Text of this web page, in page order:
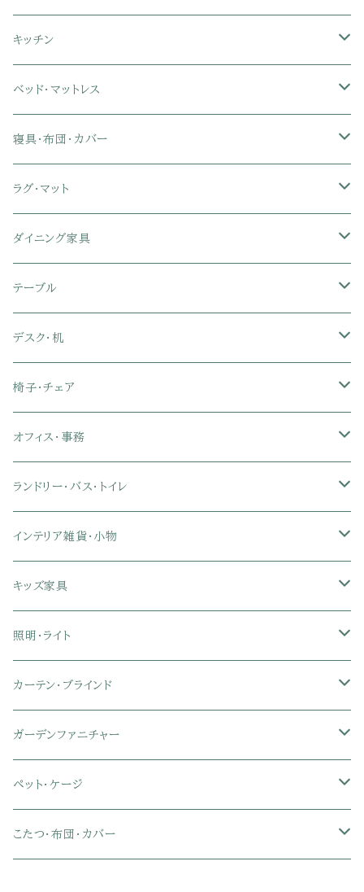
ソファベッド
カウチソファ・コーナーソファ
リクライニングソファ
スツール・オットマン
クッションソファ
革・レザー・合皮ソファ
布張り・ファブリックソファ
ソファカバー
肘付き座椅子
座椅子カバー
ポケットコイル座椅子
衣類・タンス・チェスト
ハンガーラック
ラック・シェルフ
スチールラック・メタルラック
衣装ケース・壁面収納・ワードローブ
キャビネット・サイドボード
ランドリー・トイレ収納
玄関収納
突っ張り棚・突っ張りラック
ミラー・スタンドミラー
壁面収納・ハイタイプテレビ台
ミドルタイプテレビ台
ロータイプテレビ台
コーナーテレビ台
伸縮テレビ台
テレビスタンド
サイドチェスト
幅90cm以下テレビ台
幅91～120cmテレビ台
幅121～150cmテレビ台
幅151～180cmテレビ台
キッチン
食器棚・キッチンボード
レンジ台
キッチンワゴン
キッチンカウンター
キッチンラック・冷蔵庫ラック
隙間収納
キッチンマット
キッチン用品
キッチン家電
ベッド・マットレス
ローベッド
セミシングル
シングル
収納付きベッド
セミシングル
シングル
パネルベッド
セミシングル
シングル
すのこベッド
セミシングル
シングル
脚付きマットレス
セミシングル
シングル
パイプベッド
ロフトベッド
2段ベッド
折りたたみベッド
ソファベッド
マットレス
セミシングル
シングル
セミシングル
シングル
セミダブル
ダブル
寝具・布団・カバー
掛け布団
敷き布団
布団セット
枕
タオルケット・ガーゼケット
ブランケット・毛布
布団カバー・敷きパッド
ひんやりマット（冷却マット）
こたつ布団
シングル
セミダブル
ダブル
クイーン
キング
ラグ・マット
ラグ・カーペット
玄関マット
キッチンマット
フローリングマット
ジョイントマット
ダイニング家具
ダイニングテーブル
ダイニングチェア・ベンチ
ダイニングテーブルセット
2人用ダイニングテーブルセット
4人用ダイニングテーブルセット
6人用ダイニングテーブルセット
木製ダイニング
スチール脚ダイニング
テーブル
サイドテーブル
ウッドテーブル
センターテーブル
ガラステーブル
カウンターテーブル
伸縮式テーブル
デスク・机
パソコン・オフィスデスク
L字デスク
収納付きデスク
キーボードスライダー付きデスク
学習机
ツインデスク
デスクセット
サイドワゴン・チェスト
木製デスク
ガラスデスク
椅子・チェア
ダイニングチェア・ベンチ
オフィスチェア
リクライニングチェア
ハイバックオフィスチェア
メッシュオフィスチェア
リビングチェア
スツール・オットマン
学習椅子
ファブリックチェア
革・レザー・合皮チェア
スチール脚チェア
木脚チェア
オフィス・事務
オフィスチェア
オフィスデスク
オフィス収納
オフィス雑貨
オフィス家電
ランドリー・バス・トイレ
ランドリーラック
タオルハンガー
洗濯カゴ・ワゴン
物干しスタンド
トイレ用品
トイレットペーパーホルダー
バス用品・バスマット
インテリア雑貨・小物
タオル
食器・食器スタンド
キャニスター・ディスペンサー
コーヒーサーバー
エコバッグ
玄関小物・傘
キッズ家具
絵本ラック・本棚
ラック・ランドセルラック
おもちゃ・キッズ収納
学習机・学習椅子
チェア・ベビーチェア・ソファ
照明・ライト
シーリングライト
シーリングファンライト
ペンダントライト
スポットライト
カーテン・ブラインド
ドレープカーテン
レースカーテン
カーテンセット
ガーデンファニチャー
ガーデンフェンス・アーチ
ガーデンテーブル・チェア・ベンチ
ペット・ケージ
ケージ
こたつ・布団・カバー